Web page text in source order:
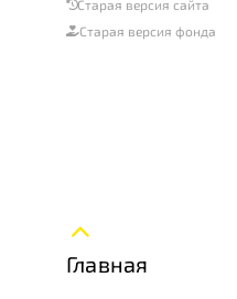
Старая версия сайта
Старая версия фонда
Главная